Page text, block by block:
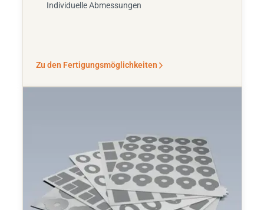
Individuelle Abmessungen
Zu den Fertigungsmöglichkeiten